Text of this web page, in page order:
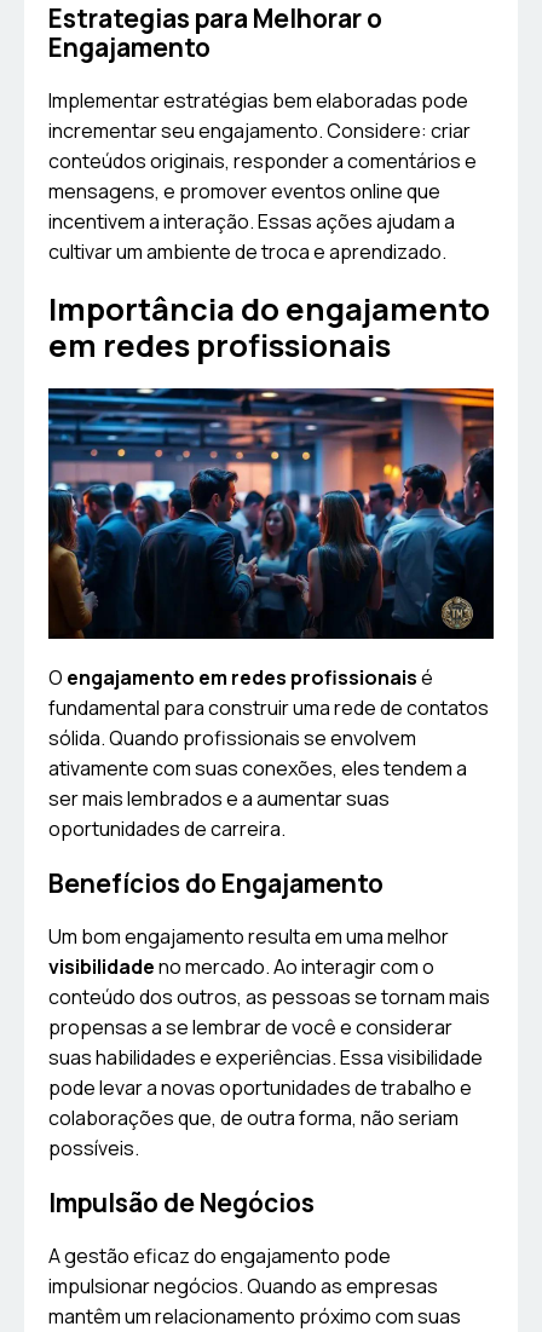
Estrategias para Melhorar o
Engajamento
Implementar estratégias bem elaboradas pode
incrementar seu engajamento. Considere: criar
conteúdos originais, responder a comentários e
mensagens, e promover eventos online que
incentivem a interação. Essas ações ajudam a
cultivar um ambiente de troca e aprendizado.
Importância do engajamento
em redes profissionais
O engajamento em redes profissionaisé
fundamental para construir uma rede de contatos
sólida. Quando profissionais se envolvem
ativamente com suas conexões, eles tendem a
ser mais lembrados e a aumentar suas
oportunidades de carreira.
Benefícios do Engajamento
Um bom engajamento resulta em uma melhor
visibilidadeno mercado. Ao interagir com o
conteúdo dos outros, as pessoas se tornam mais
propensas a se lembrar de você e considerar
suas habilidades e experiências. Essa visibilidade
pode levar a novas oportunidades de trabalho e
colaborações que, de outra forma, não seriam
possíveis.
Impulsão de Negócios
A gestão eficaz do engajamento pode
impulsionar negócios. Quando as empresas
mantêm um relacionamento próximo com suas